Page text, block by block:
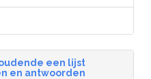
een lijst
en antwoorden